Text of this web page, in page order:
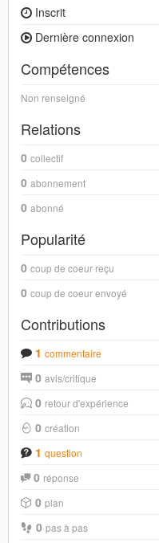
Inscrit
Dernière connexion
Compétences
Non renseigné
Relations
0 collectif
0 abonnement
0 abonné
Popularité
0 coup de coeur reçu
0 coup de coeur envoyé
Contributions
1 commentaire
0 avis/critique
0 retour d'expérience
0 création
1 question
0 réponse
0 plan
0 pas à pas